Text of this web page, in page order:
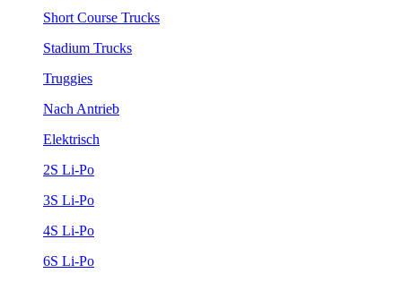
Short Course Trucks
Stadium Trucks
Truggies
Nach Antrieb
Elektrisch
2S Li-Po
3S Li-Po
4S Li-Po
6S Li-Po